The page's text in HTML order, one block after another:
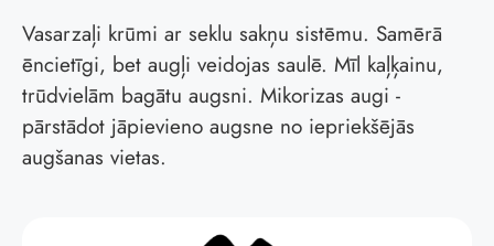
Vasarzaļi krūmi ar seklu sakņu sistēmu. Samērā
ēncietīgi, bet augļi veidojas saulē. Mīl kaļķainu,
trūdvielām bagātu augsni. Mikorizas augi -
pārstādot jāpievieno augsne no iepriekšējās
augšanas vietas.